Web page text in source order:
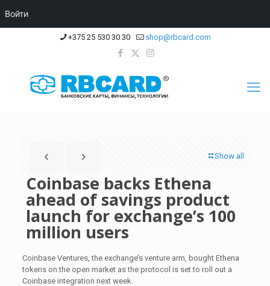
+375 25 530 30 30 shop@rbcard.com
Show all
Coinbase backs Ethena
ahead of savings product
launch for exchange’s 100
million users
Coinbase Ventures, the exchange’s venture arm, bought Ethena
tokens on the open market as the protocol is set to roll out a
Coinbase integration next week.
Войти